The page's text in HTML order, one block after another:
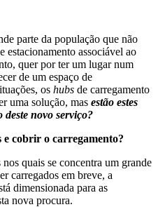
parte da população que não
estacionamento associável ao
quer por ter um lugar num
de um espaço de
os hubs de carregamento
uma solução, mas estão estes
deste novo serviço?
e cobrir o carregamento?
quais se concentra um grande
carregados em breve, a
dimensionada para as
nova procura.